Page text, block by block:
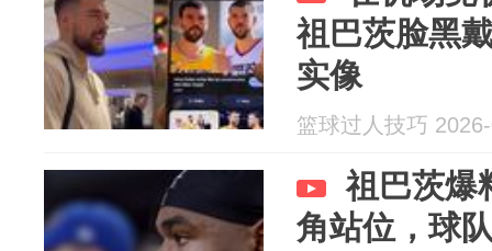
祖巴茨脸黑
实像
篮球过人技巧
祖巴茨爆
角站位，球